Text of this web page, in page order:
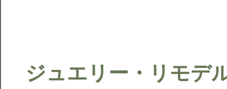
ジュエリー・リモデ